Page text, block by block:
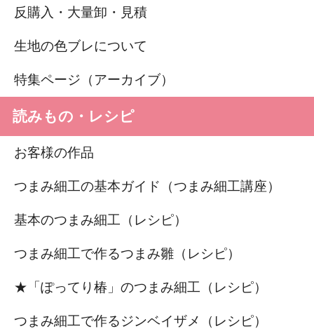
反購入・大量卸・見積
生地の色ブレについて
特集ページ（アーカイブ）
読みもの・レシピ
お客様の作品
つまみ細工の基本ガイド（つまみ細工講座）
基本のつまみ細工（レシピ）
つまみ細工で作るつまみ雛（レシピ）
★「ぽってり椿」のつまみ細工（レシピ）
つまみ細工で作るジンベイザメ（レシピ）